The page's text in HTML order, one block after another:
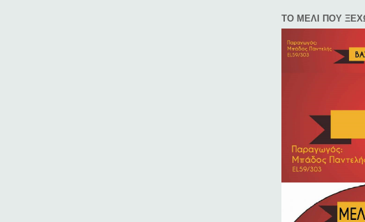
ΤΟ ΜΕΛΙ ΠΟΥ